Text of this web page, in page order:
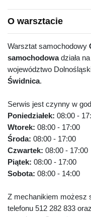
O warsztacie
Warsztat samochodowy
samochodowadziała
województwo
Świdnica.
Serwis jest czynny w
Poniedziałek: 08:00 -
Wtorek: 08:00 - 17:00
Środa: 08:00 - 17:00
Czwartek: 08:00 - 17:00
Piątek: 08:00 - 17:00
Sobota: 08:00 - 14:00
Z mechanikiem możesz
telefonu 512 282 833